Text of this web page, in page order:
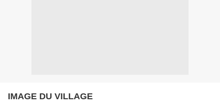
IMAGE DU VILLAGE